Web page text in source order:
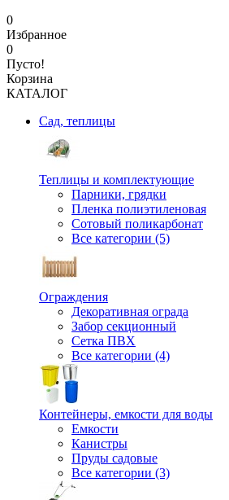
0
Избранное
0
Пусто!
Корзина
КАТАЛОГ
Сад, теплицы
Теплицы и комплектующие
Парники, грядки
Пленка полиэтиленовая
Сотовый поликарбонат
Все категории (5)
Ограждения
Декоративная ограда
Забор секционный
Сетка ПВХ
Все категории (4)
Контейнеры, емкости для воды
Емкости
Канистры
Пруды садовые
Все категории (3)